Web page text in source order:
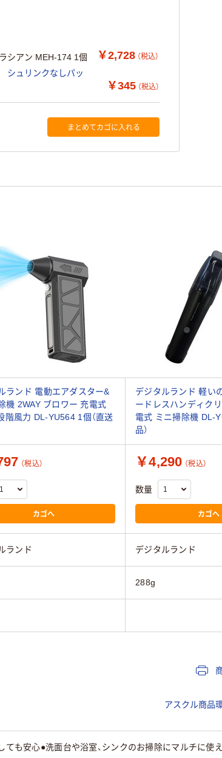
シアン MEH-174 1個 ￥2,728 （税込）
ュリンクなしパッ
￥345 （税込）
まとめてカゴに入れる
ランド 電動エアダスター&
機 2WAY ブロワー 充電式
階風力 DL-YU564 1個（直送
デジタルランド 軽い
ードレスハンディク
電式 ミニ掃除機 DL-
品）
（税込）
カゴへ
￥4,290 （税込）
数量
カゴへ
ランド デジタルランド
288g
アスクル商品
も安心●洗面台や浴室、シンクのお掃除にマルチに使